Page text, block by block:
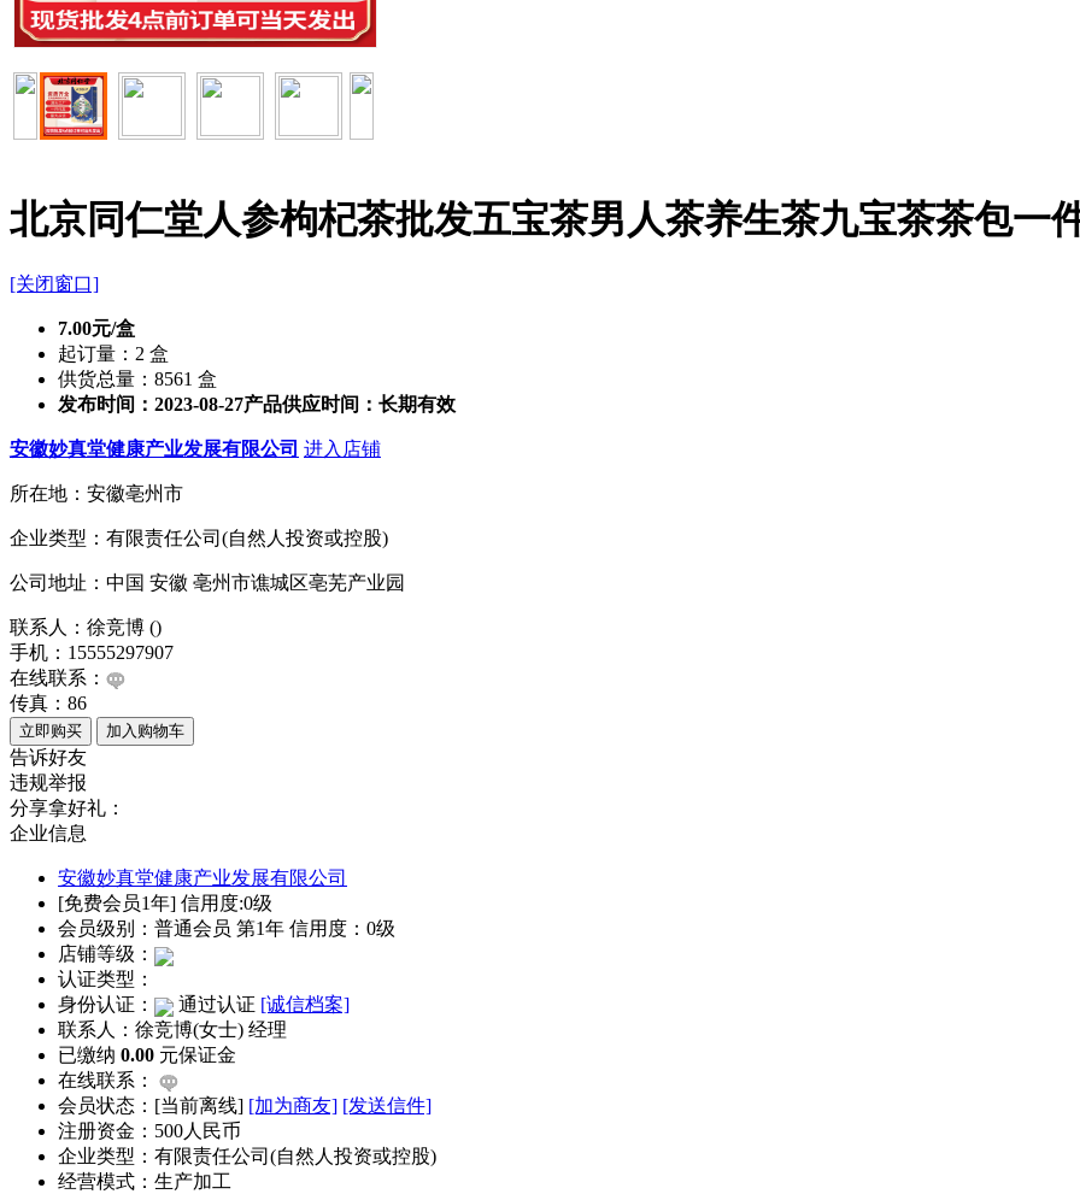
北京同仁堂人参枸杞茶批发五宝茶男人茶养生茶九宝茶茶包一
[关闭窗口]
7.00元/盒
起订量：2 盒
供货总量：8561 盒
发布时间：2023-08-27产品供应时间：长期有效
安徽妙真堂健康产业发展有限公司 进入店铺
所在地：安徽亳州市
企业类型：有限责任公司(自然人投资或控股)
公司地址：中国 安徽 亳州市谯城区亳芜产业园
联系人：徐竞博 ()
手机：15555297907
在线联系：
传真：86
告诉好友
违规举报
分享拿好礼：
企业信息
安徽妙真堂健康产业发展有限公司
[免费会员1年] 信用度:0级
会员级别：普通会员 第1年 信用度：0级
店铺等级：
认证类型：
身份认证：
通过认证 [诚信档案]
联系人：徐竞博(女士) 经理
已缴纳 0.00 元保证金
在线联系：
会员状态：[当前离线] [加为商友] [发送信件]
注册资金：500人民币
企业类型：有限责任公司(自然人投资或控股)
经营模式：生产加工